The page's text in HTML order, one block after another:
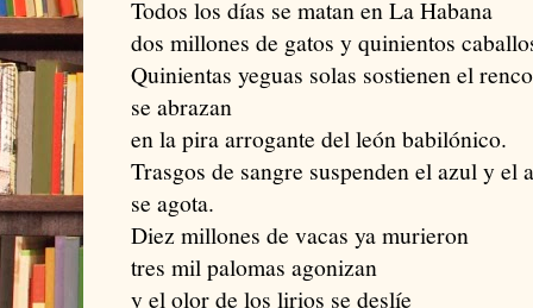
Todos los días se matan en La Habana
dos millones de gatos y quinientos
Quinientas yeguas solas sostienen el
se abrazan
en la pira arrogante del león babilónico.
Trasgos de sangre suspenden el azul y el
se agota.
Diez millones de vacas ya murieron
tres mil palomas agonizan
y el olor de los lirios se deslíe